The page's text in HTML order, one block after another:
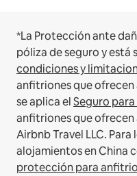
*La Protección ante
póliza de seguro y está
condiciones y
anfitriones que
se aplica elSeguro
anfitriones que
Airbnb Travel LLC. Para
alojamientos en China
protección para